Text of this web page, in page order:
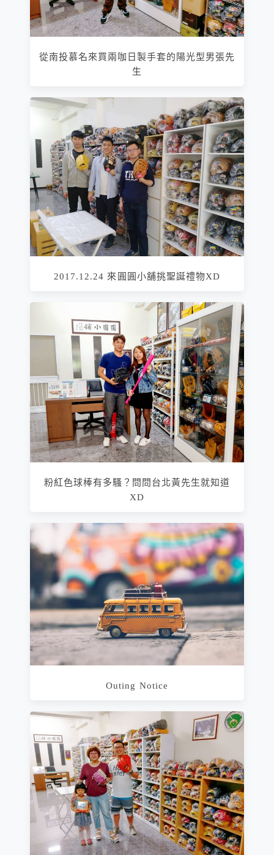
從南投慕名來買兩咖日製手套的陽光型男張先
生
2017.12.24 來圓圓小舖挑聖誕禮物XD
粉紅色球棒有多騷？問問台北黃先生就知道
XD
Outing Notice